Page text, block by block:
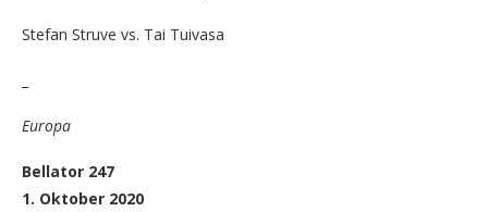
Stefan Struve vs. Tai Tuivasa
Europa
Bellator 247
1. Oktober 2020